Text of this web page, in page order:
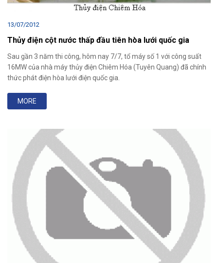
13/07/2012
Thủy điện cột nước thấp đầu tiên hòa lưới quốc gia
Sau gần 3 năm thi công, hôm nay 7/7, tổ máy số 1 với công suất
16MW của nhà máy thủy điện Chiêm Hóa (Tuyên Quang) đã chính
thức phát điện hòa lưới điện quốc gia.
MORE